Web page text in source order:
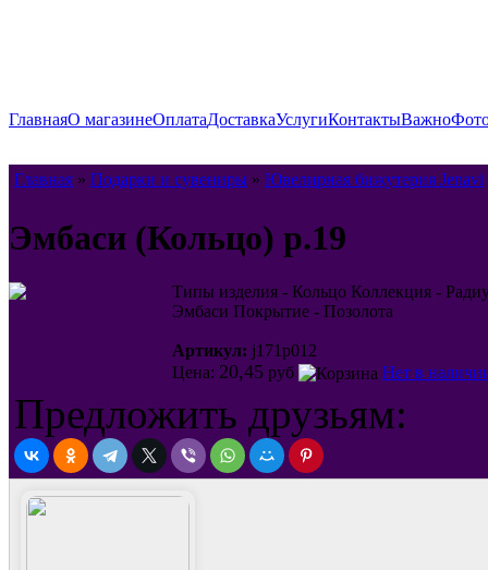
ГлавнаяО магазинеОплатаДоставкаУслугиКонтактыВажно
Главная » Подарки и сувениры » Ювелирная бижутерия Jenavi
Эмбаси (Кольцо) p.19
Типы изделия - Кольцо Коллекция -
Эмбаси Покрытие - Позолота
Артикул: j171p012
Цена: 20,45 руб Нет в
Предложить друзьям: